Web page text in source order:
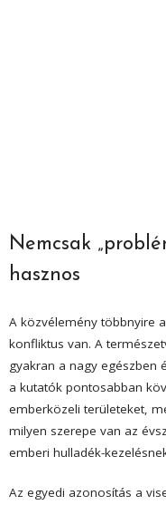
Nemcsak
hasznos
A közvélemény többnyire
konfliktus van. A
gyakran a nagy egészben
a kutatók pontosabban
emberközeli területeket,
milyen szerepe van az
emberi hulladék-
Az egyedi azonosítás a